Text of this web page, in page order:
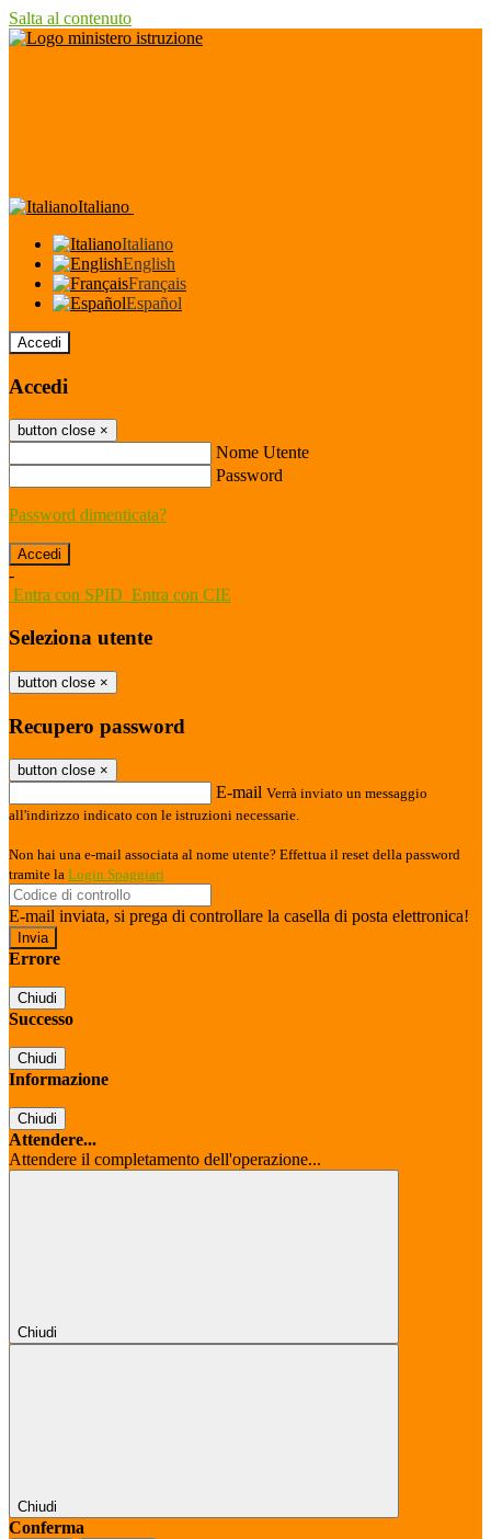
Salta al contenuto
Italiano
Italiano
English
Français
Español
Accedi
Accedi
button close ×
Nome Utente
Password
Password dimenticata?
-
Entra con SPID Entra con CIE
Seleziona utente
button close ×
Recupero password
button close ×
E-mail Verrà inviato un messaggio
all'indirizzo indicato con le istruzioni necessarie.
Non hai una e-mail associata al nome utente? Effettua il reset della password
tramite la Login Spaggiari
E-mail inviata, si prega di controllare la casella di posta elettronica!
Errore
Chiudi
Successo
Chiudi
Informazione
Chiudi
Attendere...
Attendere il completamento dell'operazione...
Chiudi
Chiudi
Conferma